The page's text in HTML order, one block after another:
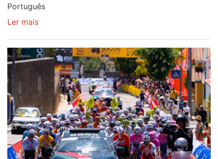
Português
Ler mais
Pedro
abre
curso
de
Português
Língua
de
Acolhimento